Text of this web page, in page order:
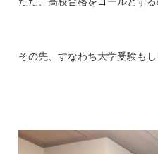
その先、すなわち大学受験も